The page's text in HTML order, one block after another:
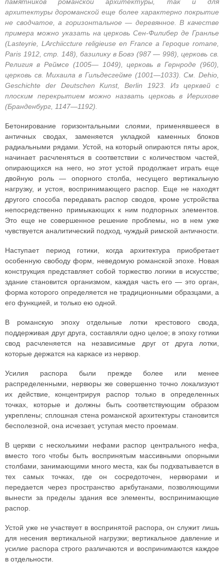
архитектуры дороманской еще более характерно покрытие
не сводчатое, а горизонтальное — деревянное. В качестве
примера можно указать на церковь Сен-Филибер де Гранлье
(Lasteyrie, LArchiiccture religieuse en France a l'epoque romane,
Paris 1912, стр. 148), базилику в Бовэ (987 — 998), церковь св.
Религия в Реймсе (1005— 1049), церковь в Гернроде (960),
церковь св. Михаила в Гильдесгейме (1001—1033). См. Dehio,
Geschichte der Deutschen Kunst, Berlin 1923. Из церквей с
плоским перекрытием можно назвать церковь в Иерихове
(Бранденбург, 1147—1192).
Бетонирование горизонтальными слоями, применявшееся в
античных сводах, заменяется укладкой каменных блоков
радиальными рядами. Устой, на который опираются пяты арок,
начинает расчленяться в соответствии с количеством частей,
опирающихся на него, но этот устой продолжает играть еще
двойную роль — опорного столба, несущего вертикальную
нагрузку, и устоя, воспринимающего распор. Еще не находят
другого способа передавать распор сводов, кроме устройства
непосредственно примыкающих к ним подпор­ных элементов.
Это еще не совершенное решение проблемы, но в нем уже
чувствуется аналитический подход, чуждый римской античности.
Наступает период готики, когда архитектура приобретает
особенную свободу форм, неведомую романской эпохе. Новая
конструкция представляет собой торжество логики в искусстве;
здание становится организмом, каждая часть его — это орган,
форма которого определяется не традиционными образцами, а
его функцией, и только ею одной.
В романскую эпоху отдельные лотки крестового свода,
поддерживая друг друга, составляли одно целое; в эпоху готики
свод расчленяется на независимые друг от друга лотки,
которые держатся на каркасе из нервюр.
Усилия распора были прежде более или менее
распределенными, нервюры же совершенно точно локализуют
их действие, концентрируя распор только в определенных
точках, которые и должны быть соответствующим образом
укреплены; сплошная стена романской архитектуры становится
бесполезной, она исчезает, уступая место проемам.
В церкви с несколькими нефами распор центрального нефа,
вместо того чтобы быть воспринятым массивными опорными
столбами, занимающими много места, как бы подхватывается в
тех самых точках, где он сосредоточен, нервюра­ми и
передается через пространство аркбутанами, позволяющими
вынести за пределы здания все элементы, воспринимающие
распор.
Устой уже не участвует в воспринятой распора, он служит лишь
для несения вертикальной нагрузки; вертикальное давление и
усилие распора строго различаются и воспринимаются каждое
в отдельности.